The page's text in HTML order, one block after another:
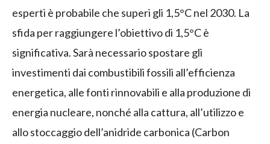
esperti è probabile che superi gli 1,5°C nel 2030. La
sfida per raggiungere l’obiettivo di 1,5°C è
significativa. Sarà necessario spostare gli
investimenti dai combustibili fossili all’efficienza
energetica, alle fonti rinnovabili e alla produzione di
energia nucleare, nonché alla cattura, all’utilizzo e
allo stoccaggio dell’anidride carbonica (Carbon